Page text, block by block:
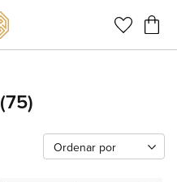
Meu
(75)
Ordenar por